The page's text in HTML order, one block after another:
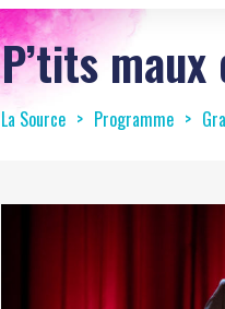
P’tits
La Source Programme